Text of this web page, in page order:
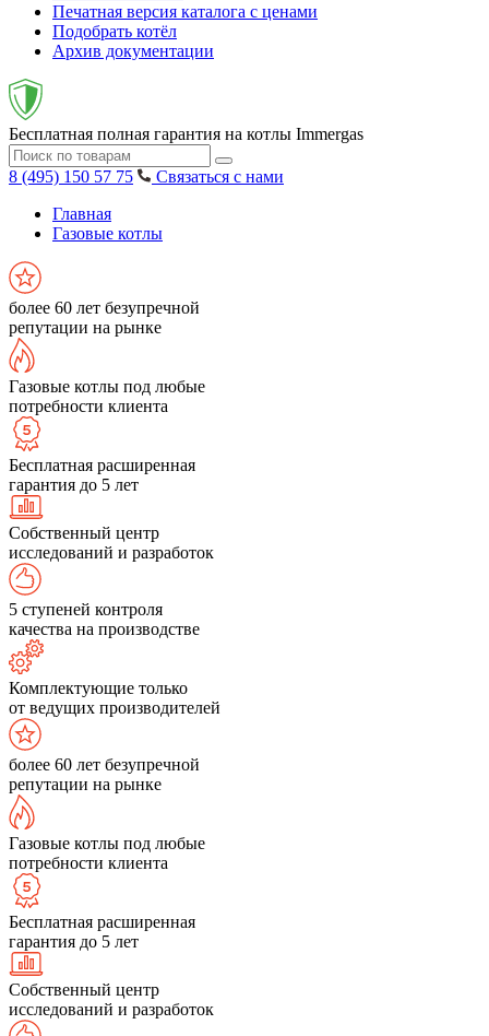
Печатная версия каталога с ценами
Подобрать котёл
Архив документации
Бесплатная полная гарантия на котлы Immergas
8 (495) 150 57 75
Связаться с нами
Главная
Газовые котлы
более 60 лет безупречной
репутации на рынке
Газовые котлы под любые
потребности клиента
Бесплатная расширенная
гарантия до 5 лет
Собственный центр
исследований и разработок
5 ступеней контроля
качества на производстве
Комплектующие только
от ведущих производителей
более 60 лет безупречной
репутации на рынке
Газовые котлы под любые
потребности клиента
Бесплатная расширенная
гарантия до 5 лет
Собственный центр
исследований и разработок